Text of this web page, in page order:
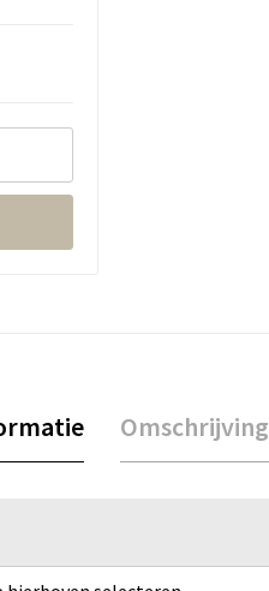
Omschrijving